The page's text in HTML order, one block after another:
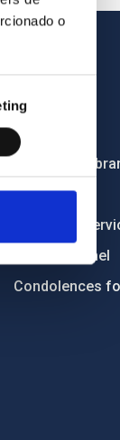
o
Employment
Tenders
Institutional
RSS
Electronic
Ethics channel
Condolences